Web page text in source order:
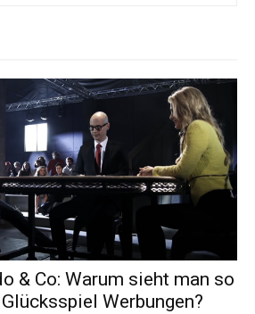
& Co: Warum sieht man so
Werbungen?